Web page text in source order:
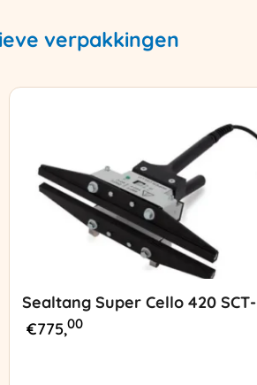
verpakkingen
Sealtang Super Cello 420
€775,00